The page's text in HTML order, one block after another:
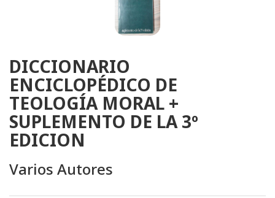
DICCIONARIO
ENCICLOPÉDICO DE
TEOLOGÍA MORAL +
SUPLEMENTO DE LA 3º
EDICION
Varios Autores